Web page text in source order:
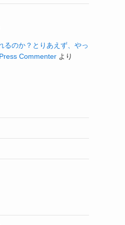
るのか？とりあえず、やっ
Commenter より